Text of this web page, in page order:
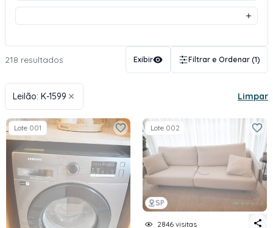
218 resultados Exibir Filtrar e Ordenar (1)
Leilão: K-1599 Limpar
Lote 001
SP
Lote 002
2846 visitas